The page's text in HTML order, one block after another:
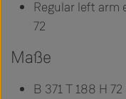
Regular left arm
72
Maße
B 371 T 188 H